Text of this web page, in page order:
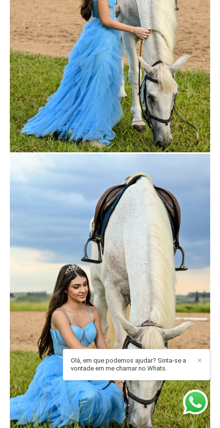
✕
Olá, em que podemos ajudar? Sinta-se a
vontade em me chamar no Whats.